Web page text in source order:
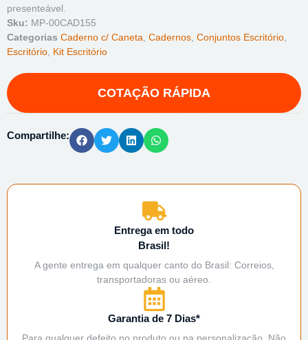
presenteável.
Sku: MP-00CAD155
Categorias Caderno c/ Caneta Cadernos Conjuntos Escritório
Escritório Kit Escritório
Compartilhe:
Entrega em todo
Brasil!
A gente entrega em qualquer canto do Brasil: Correios,
transportadoras ou aéreo.
Garantia de 7 Dias*